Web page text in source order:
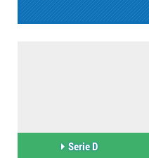
Serie D